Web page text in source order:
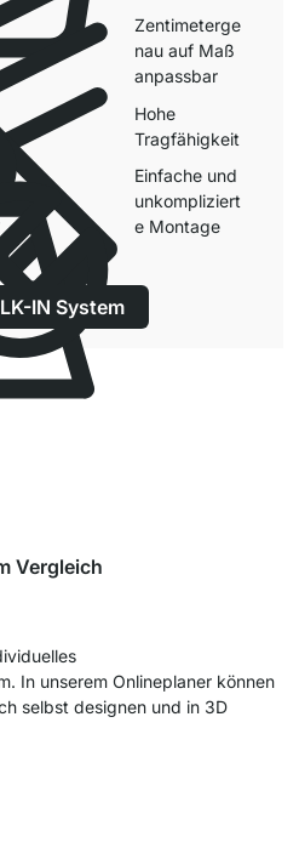
Zentimeterge
nau auf Maß
anpassbar
Hohe
Tragfähigkeit
Einfache und
unkompliziert
e Montage
IN System
Vergleich
In unserem Onlineplaner können
selbst designen und in 3D